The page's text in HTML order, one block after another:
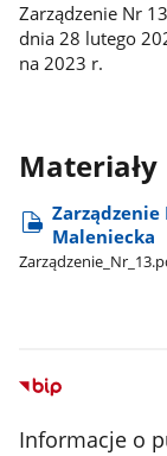
Zarządzenie Nr
dnia 28 lutego
na 2023 r.
Materiały
Zarządzenie
Maleniecka
Informacje o